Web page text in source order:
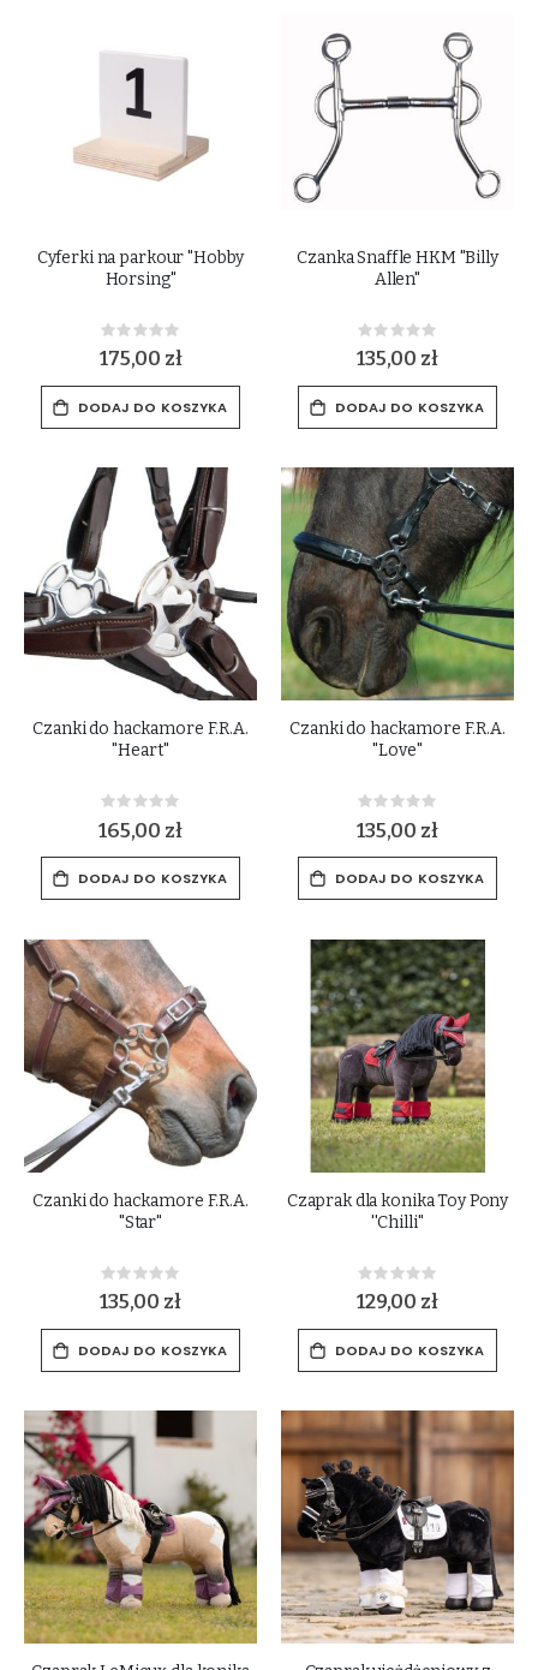
Cyferki na parkour "Hobby
Horsing"
Rating:
0%
175,00 zł
DODAJ DO KOSZYKA
Czanka Snaffle HKM "Billy
Allen"
Rating:
0%
135,00 zł
DODAJ DO KOSZYKA
Czanki do hackamore F.R.A.
"Heart"
Rating:
0%
165,00 zł
DODAJ DO KOSZYKA
Czanki do hackamore F.R.A.
"Love"
Rating:
0%
135,00 zł
DODAJ DO KOSZYKA
Czanki do hackamore F.R.A.
"Star"
Rating:
0%
135,00 zł
DODAJ DO KOSZYKA
Czaprak dla konika Toy Pony
''Chilli''
Rating:
0%
129,00 zł
DODAJ DO KOSZYKA